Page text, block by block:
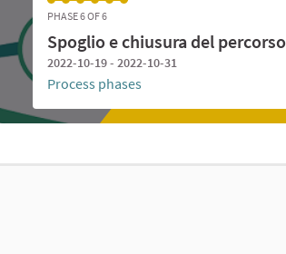
PHASE 6 OF 6
Spoglio e chiusura del percorso
2022-10-19 - 2022-10-31
Process phases